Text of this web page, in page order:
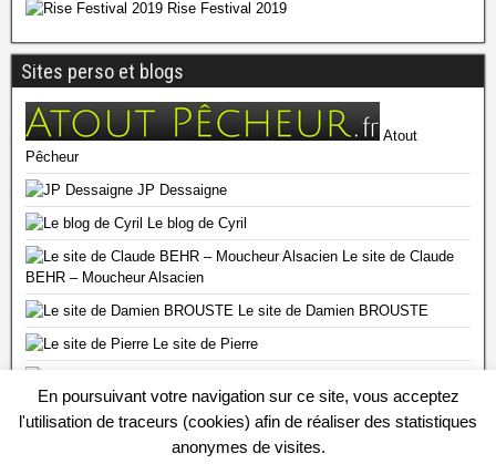
Rise Festival 2019
Sites perso et blogs
Atout
Pêcheur
JP Dessaigne
Le blog de Cyril
Le site de Claude
BEHR – Moucheur Alsacien
Le site de Damien BROUSTE
Le site de Pierre
Clem-flyfishing.com © 2014
En poursuivant votre navigation sur ce site, vous acceptez
l'utilisation de traceurs (cookies) afin de réaliser des statistiques
anonymes de visites.